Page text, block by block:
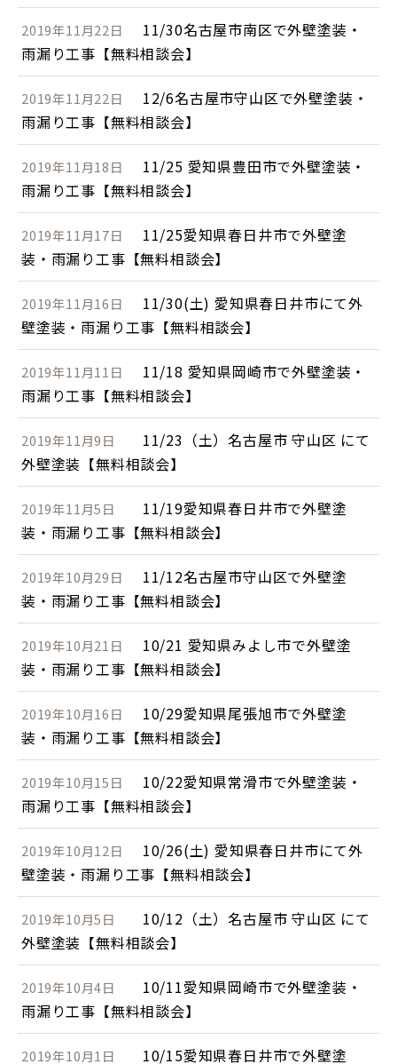
2019年11月22日
11/30名古屋市南区で外壁塗装・
雨漏り工事【無料相談会】
2019年11月22日
12/6名古屋市守山区で外壁塗装・
雨漏り工事【無料相談会】
2019年11月18日
11/25 愛知県豊田市で外壁塗装・
雨漏り工事【無料相談会】
2019年11月17日
11/25愛知県春日井市で外壁塗
装・雨漏り工事【無料相談会】
2019年11月16日
11/30(土) 愛知県春日井市にて外
壁塗装・雨漏り工事【無料相談会】
2019年11月11日
11/18 愛知県岡崎市で外壁塗装・
雨漏り工事【無料相談会】
2019年11月9日
11/23（土）名古屋市 守山区 にて
外壁塗装【無料相談会】
2019年11月5日
11/19愛知県春日井市で外壁塗
装・雨漏り工事【無料相談会】
2019年10月29日
11/12名古屋市守山区で外壁塗
装・雨漏り工事【無料相談会】
2019年10月21日
10/21 愛知県みよし市で外壁塗
装・雨漏り工事【無料相談会】
2019年10月16日
10/29愛知県尾張旭市で外壁塗
装・雨漏り工事【無料相談会】
2019年10月15日
10/22愛知県常滑市で外壁塗装・
雨漏り工事【無料相談会】
2019年10月12日
10/26(土) 愛知県春日井市にて外
壁塗装・雨漏り工事【無料相談会】
2019年10月5日
10/12（土）名古屋市 守山区 にて
外壁塗装【無料相談会】
2019年10月4日
10/11愛知県岡崎市で外壁塗装・
雨漏り工事【無料相談会】
2019年10月1日
10/15愛知県春日井市で外壁塗